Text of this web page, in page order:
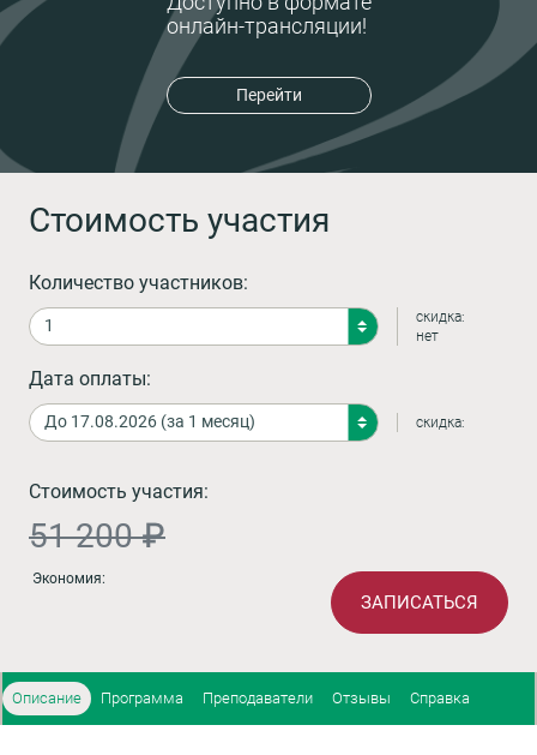
онлайн-трансляции!
Перейти
Стоимость участия
Количество участников:
скидка:
нет
Дата оплаты:
скидка:
Стоимость участия:
51 200 ₽
Экономия:
ЗАПИСАТЬСЯ
Описание Программа Преподаватели Отзывы Справка